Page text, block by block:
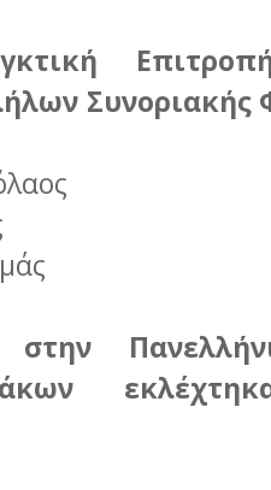
Συνοριακής